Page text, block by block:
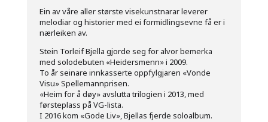
Ein av våre aller største visekunstnarar leverer
melodiar og historier med ei formidlingsevne få er i
nærleiken av.
Stein Torleif Bjella gjorde seg for alvor bemerka
med solodebuten «Heidersmenn» i 2009.
To år seinare innkasserte oppfylgjaren «Vonde
Visu» Spellemannprisen.
«Heim for å døy» avslutta trilogien i 2013, med
førsteplass på VG-lista.
I 2016 kom «Gode Liv», Bjellas fjerde soloalbum.